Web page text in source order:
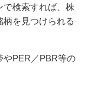
で検索すれば、株
を見つけられる
やPER／PBR等の